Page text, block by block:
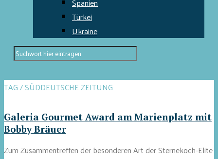
Türkei
Ukraine
TAG / SÜDDEUTSCHE ZEITUNG
Galeria Gourmet Award am Marienplatz mit
Bobby Bräuer
Zum Zusammentreffen der besonderen Art der Sternekoch-Elite